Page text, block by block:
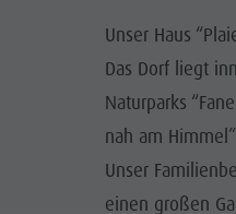
Unser Haus
Das Dorf liegt
Naturparks
nah am
Unser
einen großen